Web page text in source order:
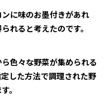
に味のお墨付きがあれ
れると考えたのです。
色々な野菜が集められる
した方法で調理された野
。